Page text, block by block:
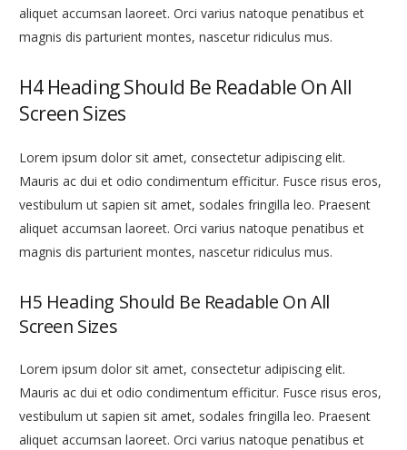
aliquet accumsan laoreet. Orci varius natoque penatibus et
magnis dis parturient montes, nascetur ridiculus mus.
H4 Heading Should Be Readable On All
Screen Sizes
Lorem ipsum dolor sit amet, consectetur adipiscing elit.
Mauris ac dui et odio condimentum efficitur. Fusce risus eros,
vestibulum ut sapien sit amet, sodales fringilla leo. Praesent
aliquet accumsan laoreet. Orci varius natoque penatibus et
magnis dis parturient montes, nascetur ridiculus mus.
H5 Heading Should Be Readable On All
Screen Sizes
Lorem ipsum dolor sit amet, consectetur adipiscing elit.
Mauris ac dui et odio condimentum efficitur. Fusce risus eros,
vestibulum ut sapien sit amet, sodales fringilla leo. Praesent
aliquet accumsan laoreet. Orci varius natoque penatibus et